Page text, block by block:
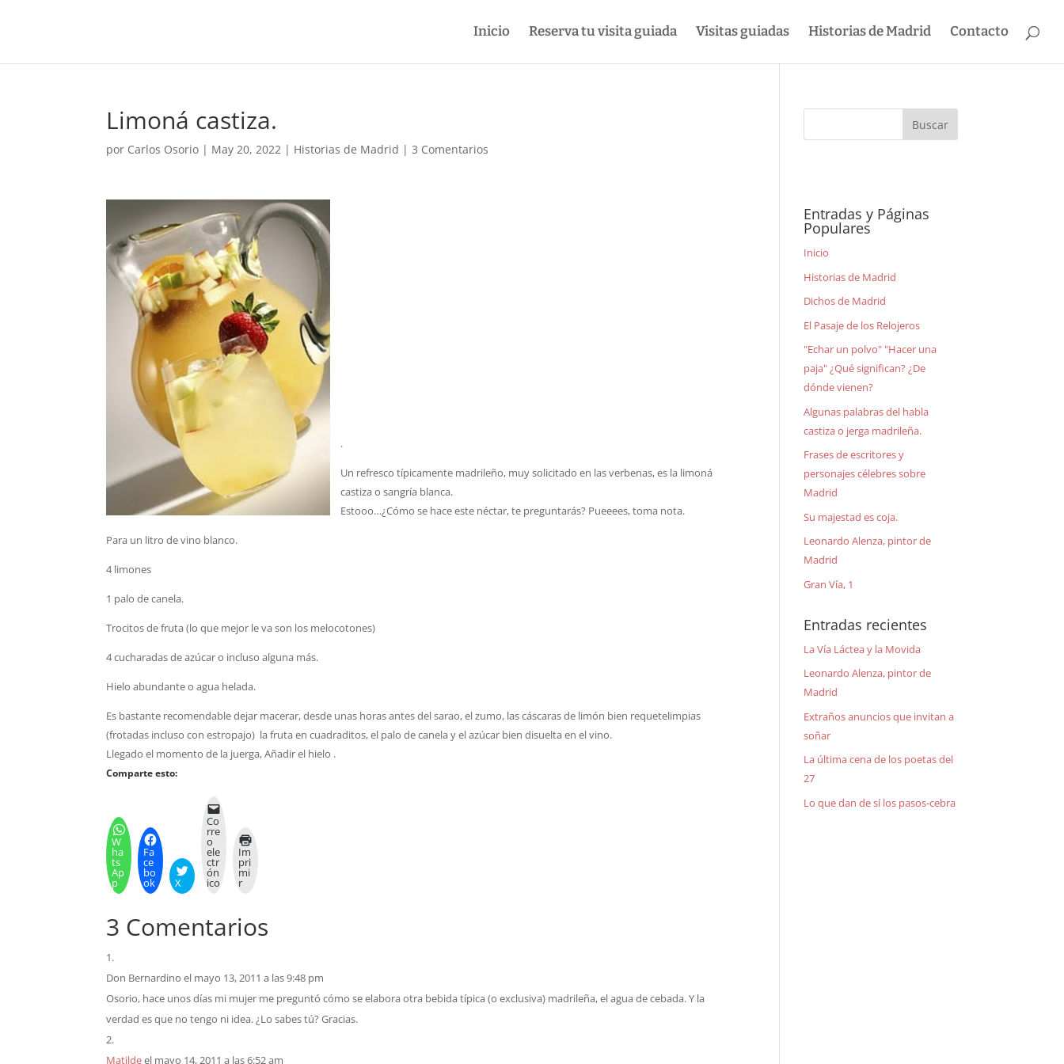
Inicio Reserva tu visita guiada Visitas guiadas Historias de Madrid Contacto
Limoná castiza.
por Carlos Osorio | May 20, 2022 | Historias de Madrid |3 Comentarios
.
Un refresco típicamente madrileño, muy solicitado en las verbenas, es la limoná
castiza o sangría blanca.
Estooo…¿Cómo se hace este néctar, te preguntarás? Pueeees, toma nota.
Para un litro de vino blanco.
4 limones
1 palo de canela.
Trocitos de fruta (lo que mejor le va son los melocotones)
4 cucharadas de azúcar o incluso alguna más.
Hielo abundante o agua helada.
Es bastante recomendable dejar macerar, desde unas horas antes del sarao, el zumo, las cáscaras de limón bien requetelimpias
(frotadas incluso con estropajo) la fruta en cuadraditos, el palo de canela y el azúcar bien disuelta en el vino.
Llegado el momento de la juerga, Añadir el hielo .
Comparte esto:
W
ha
ts
Ap
p
Fa
ce
bo
ok X
Co
rre
o
ele
ctr
ón
ico
Im
pri
mi
r
3 Comentarios
Don Bernardino el mayo 13, 2011 a las 9:48 pm
Osorio, hace unos días mi mujer me preguntó cómo se elabora otra bebida típica (o exclusiva) madrileña, el agua de cebada. Y la
verdad es que no tengo ni idea. ¿Lo sabes tú? Gracias.
Matildeel mayo 14, 2011 a las 6:52 am
Entradas y Páginas
Populares
Inicio
Historias de Madrid
Dichos de Madrid
El Pasaje de los Relojeros
"Echar un polvo" "Hacer una
paja" ¿Qué significan? ¿De
dónde vienen?
Algunas palabras del habla
castiza o jerga madrileña.
Frases de escritores y
personajes célebres sobre
Madrid
Su majestad es coja.
Leonardo Alenza, pintor de
Madrid
Gran Vía, 1
Entradas recientes
La Vía Láctea y la Movida
Leonardo Alenza, pintor de
Madrid
Extraños anuncios que invitan a
soñar
La última cena de los poetas del
27
Lo que dan de sí los pasos-cebra